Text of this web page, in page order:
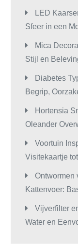
LED
Sfeer in een
Mica
Stijl en
Diabetes
Begrip,
Hortensia
Oleander
Voortuin
Visitekaartje
Ontwormen
Kattenvoer:
Vijverfilter
Water en